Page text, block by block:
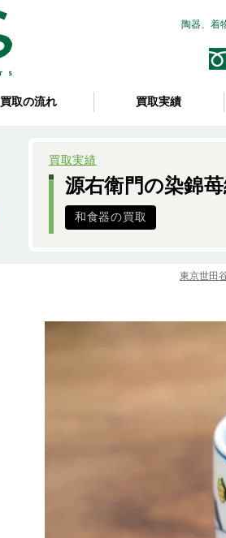
陶器、着
買取の流れ 買取実績
買取実績
源右衛門の染錦
和食器の買取
東京世田